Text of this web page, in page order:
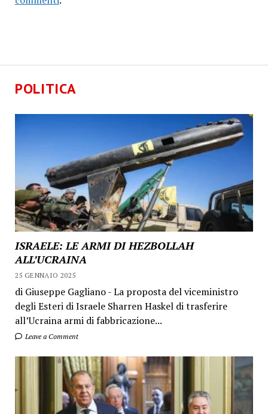
POLITICA
ISRAELE: LE ARMI DI HEZBOLLAH
ALL’UCRAINA
25 GENNAIO 2025
di Giuseppe Gagliano - La proposta del viceministro
degli Esteri di Israele Sharren Haskel di trasferire
all’Ucraina armi di fabbricazione...
Leave a Comment